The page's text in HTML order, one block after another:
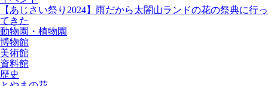
【あじさい祭り2024】雨だから太閤山ランドの花の祭典に行っ
てきた
動物園・植物園
博物館
美術館
資料館
歴史